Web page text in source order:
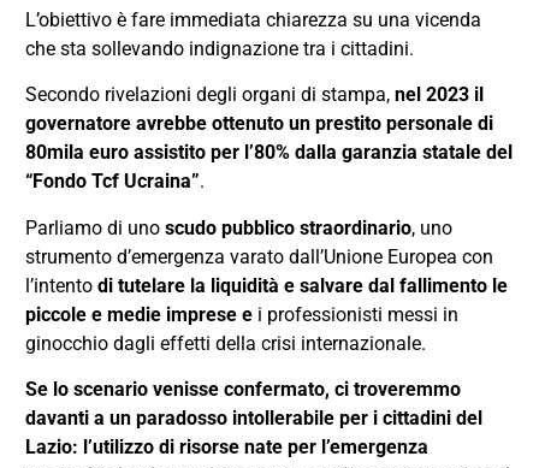
L’obiettivo è fare immediata chiarezza su una vicenda
che sta sollevando indignazione tra i cittadini.
Secondo rivelazioni degli organi di stampa, nel 2023 il
governatore avrebbe ottenuto un prestito personale di
80mila euro assistito per l’80% dalla garanzia statale del
“Fondo Tcf Ucraina”.
Parliamo di uno scudo pubblico straordinario, uno
strumento d’emergenza varato dall’Unione Europea con
l’intento di tutelare la liquidità e salvare dal fallimento le
piccole e medie imprese e i professionisti messi in
ginocchio dagli effetti della crisi internazionale.
Se lo scenario venisse confermato, ci troveremmo
davanti a un paradosso intollerabile per i cittadini del
Lazio: l’utilizzo di risorse nate per l’emergenza